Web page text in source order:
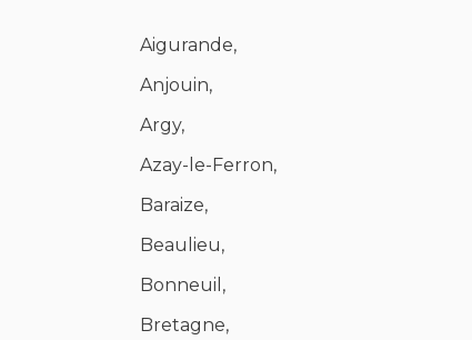
Aigurande,
Anjouin,
Argy,
Azay-le-Ferron,
Baraize,
Beaulieu,
Bonneuil,
Bretagne,